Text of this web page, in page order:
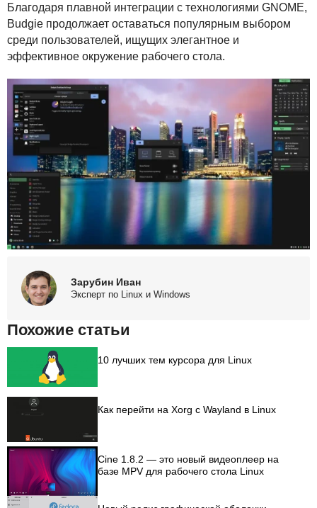
Благодаря плавной интеграции с технологиями GNOME,
Budgie продолжает оставаться популярным выбором
среди пользователей, ищущих элегантное и
эффективное окружение рабочего стола.
Зарубин Иван
Эксперт по Linux и Windows
Похожие статьи
10 лучших тем курсора для Linux
Как перейти на Xorg с Wayland в Linux
Cine 1.8.2 — это новый видеоплеер на
базе MPV для рабочего стола Linux